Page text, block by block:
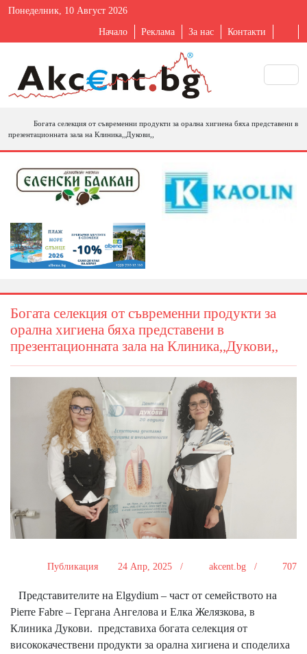
Понеделник, 10 Август 2026
Начало Реклама За нас Контакти
Богата селекция от съвременни продукти за орална хигиена бяха представени в
презентационната зала на Клиника,,Дукови,,
Богата селекция от съвременни продукти за
орална хигиена бяха представени в
презентационната зала на Клиника,,Дукови,,
Публикация 24 Апр, 2025 / akcent.bg / 707
Представителите на Elgydium – част от семейството на
Pierre Fabre – Гергана Ангелова и Елка Желязкова, в
Клиника Дукови. представиха богата селекция от
висококачествени продукти за орална хигиена и споделиха